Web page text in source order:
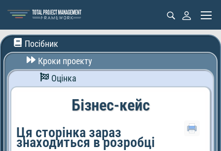
Посібник
Кроки проекту
Оцінка
Бізнес-кейс
Ця сторінка зараз
знаходиться в розробці